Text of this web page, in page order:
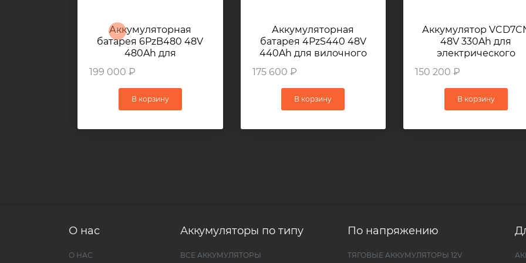
Аккумуляторная
батарея 6PzB480 48V
480Ah для
погрузчика TOYOTA
8FBN20
199 000 ₽
В корзину
Аккумуляторная
батарея 4PzS440 48V
440Ah для вилочного
175 600 ₽
В корзину
Аккумулятор
48V 330Ah для
электрического
FB10EX-11
150 200 ₽
В корзину
О нас
О НАС
Аккумуляторы по типу
ВСЕ АККУМУЛЯТОРЫ
По напряжению
ТЯГОВЫЕ АККУМУЛЯТОРЫ 12V